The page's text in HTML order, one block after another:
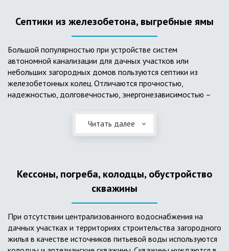
Септики из железобетона, выгребные ямы
Большой популярностью при устройстве систем
автономной канализации для дачных участков или
небольших загородных домов пользуются септики из
железобетонных колец. Отличаются прочностью,
надежностью, долговечностью, энергонезависимостью –
ж/б колец состоят из нескольких камер, соединенных
переливными трубами, в которых происходят процессы
септики требуют периодической очистки ассенизаторской
Читать далее
Кессоны, погреба, колодцы, обустройство
скважины
При отсутствии централизованного водоснабжения на
дачных участках и территориях строительства загородного
жилья в качестве источников питьевой воды используются